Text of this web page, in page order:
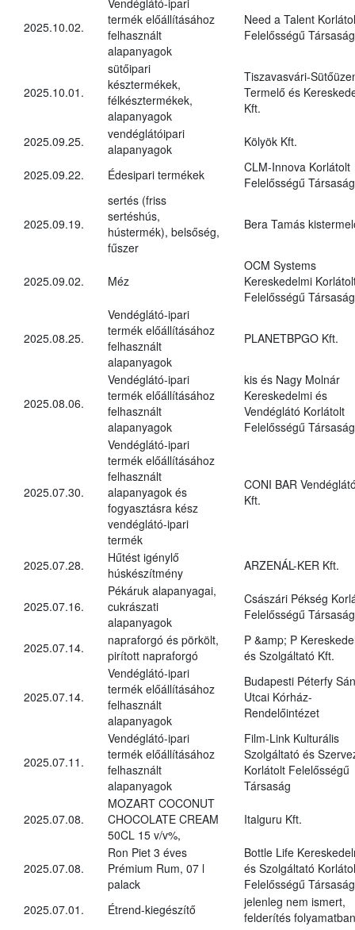
2025.10.02.
termék előállításához
felhasznált
alapanyagok
Need a Talent
Felelősségű Társaság
2025.10.01.
sütőipari
késztermékek,
félkésztermékek,
alapanyagok
Tiszavasvári-
Termelő és
Kft.
2025.09.25.
vendéglátóipari
alapanyagok
Kölyök Kft.
2025.09.22. Édesipari termékek
CLM-Innova Korlátolt
Felelősségű Társaság
2025.09.19.
sertés (friss
sertéshús,
hústermék), belsőség,
fűszer
Bera Tamás
2025.09.02. Méz
OCM Systems
Kereskedelmi
Felelősségű Társaság
2025.08.25.
Vendéglátó-ipari
termék előállításához
felhasznált
alapanyagok
PLANETBPGO Kft.
2025.08.06.
Vendéglátó-ipari
termék előállításához
felhasznált
alapanyagok
kis és Nagy Molnár
Kereskedelmi és
Vendéglátó Korlátolt
Felelősségű Társaság
2025.07.30.
Vendéglátó-ipari
termék előállításához
felhasznált
alapanyagok és
fogyasztásra kész
vendéglátó-ipari
termék
CONI BAR
Kft.
2025.07.28.
Hűtést igénylő
húskészítmény
ARZENÁL-KER Kft.
2025.07.16.
Pékáruk alapanyagai,
cukrászati
alapanyagok
Császári Pékség
Felelősségű Társaság
2025.07.14.
napraforgó és pörkölt,
pirított napraforgó
P &amp; P
és Szolgáltató Kft.
2025.07.14.
Vendéglátó-ipari
termék előállításához
felhasznált
alapanyagok
Budapesti Péterfy
Utcai Kórház-
Rendelőintézet
2025.07.11.
Vendéglátó-ipari
termék előállításához
felhasznált
alapanyagok
Film-Link Kulturális
Szolgáltató és
Korlátolt Felelősségű
Társaság
2025.07.08.
MOZART COCONUT
CHOCOLATE CREAM
50CL 15 v/v%,
Italguru Kft.
2025.07.08.
Ron Piet 3 éves
Prémium Rum, 07 l
palack
Bottle Life
és Szolgáltató
Felelősségű Társaság
2025.07.01.
Étrend-kiegészítő
jelenleg nem ismert,
felderítés folyamatban